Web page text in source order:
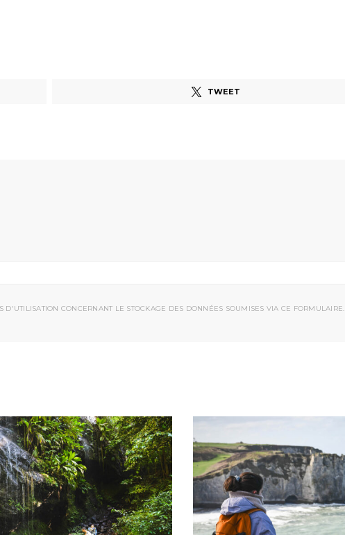
TWEET
CONCERNANT LE STOCKAGE DES DONNÉES SOUMISES VIA CE FORMULAIRE.